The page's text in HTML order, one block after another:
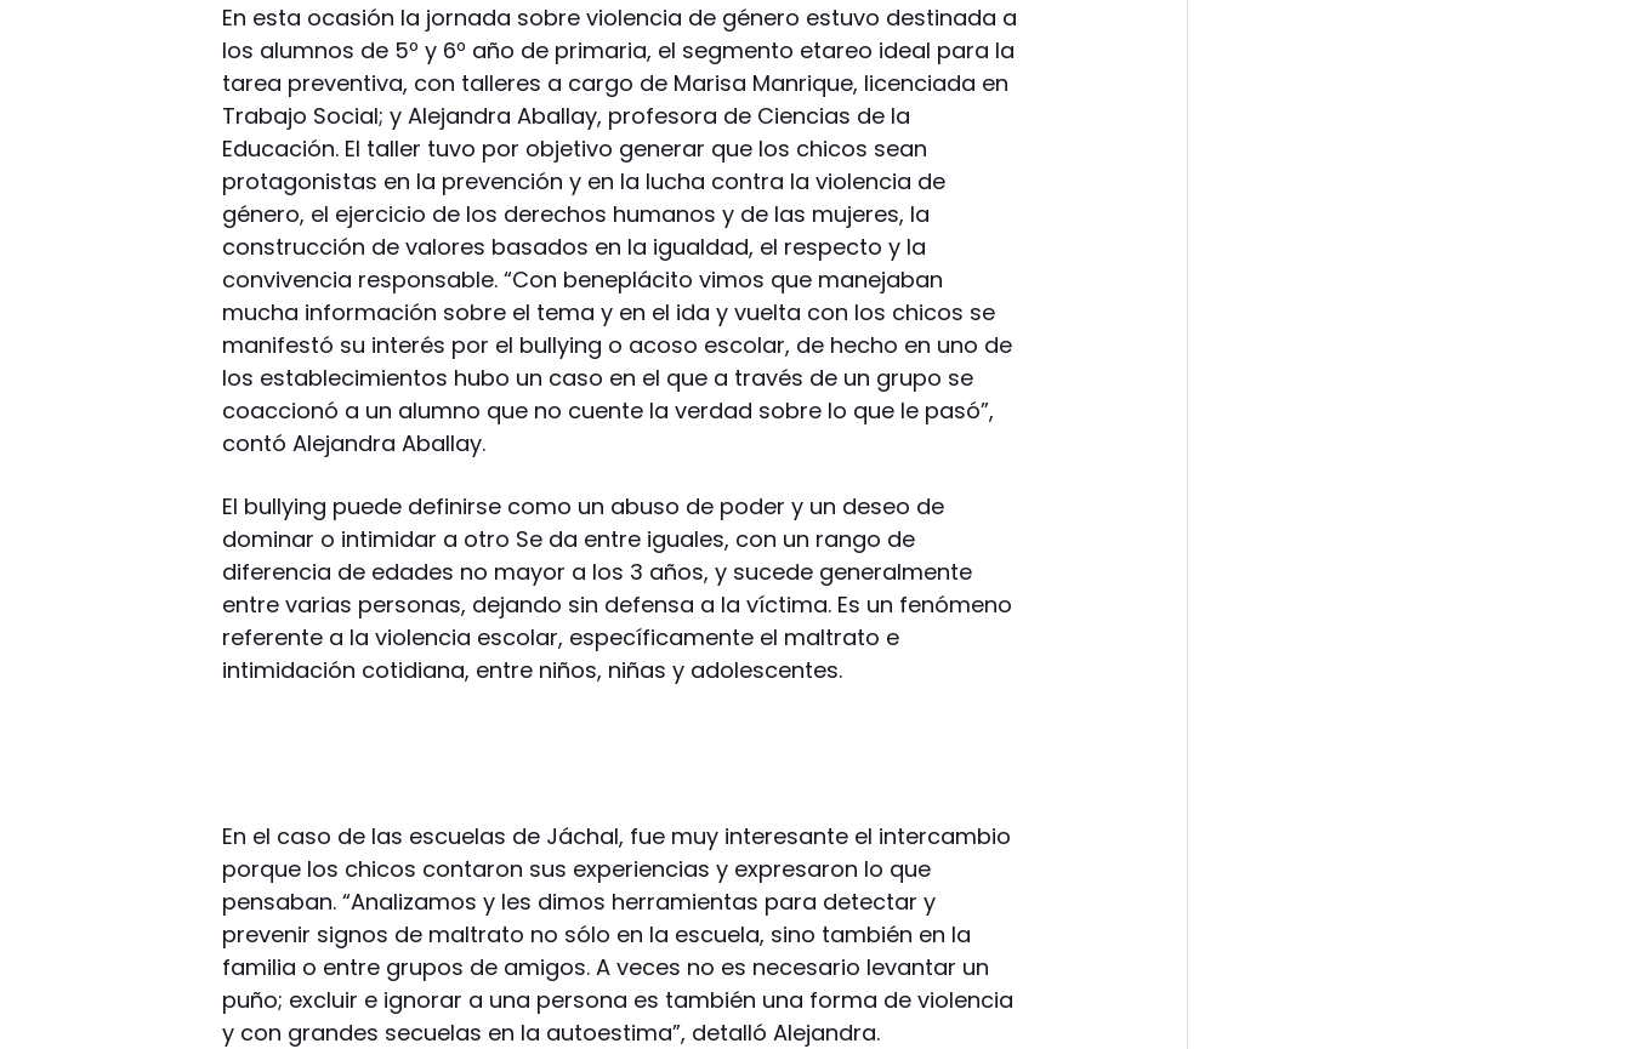
En esta ocasión la jornada sobre violencia de género estuvo destinada a
los alumnos de 5º y 6º año de primaria, el segmento etareo ideal para la
tarea preventiva, con talleres a cargo de Marisa Manrique, licenciada en
Trabajo Social; y Alejandra Aballay, profesora de Ciencias de la
Educación. El taller tuvo por objetivo generar que los chicos sean
protagonistas en la prevención y en la lucha contra la violencia de
género, el ejercicio de los derechos humanos y de las mujeres, la
construcción de valores basados en la igualdad, el respecto y la
convivencia responsable. “Con beneplácito vimos que manejaban
mucha información sobre el tema y en el ida y vuelta con los chicos se
manifestó su interés por el bullying o acoso escolar, de hecho en uno de
los establecimientos hubo un caso en el que a través de un grupo se
coaccionó a un alumno que no cuente la verdad sobre lo que le pasó”,
contó Alejandra Aballay.
El bullying puede definirse como un abuso de poder y un deseo de
dominar o intimidar a otro Se da entre iguales, con un rango de
diferencia de edades no mayor a los 3 años, y sucede generalmente
entre varias personas, dejando sin defensa a la víctima. Es un fenómeno
referente a la violencia escolar, específicamente el maltrato e
intimidación cotidiana, entre niños, niñas y adolescentes.
En el caso de las escuelas de Jáchal, fue muy interesante el intercambio
porque los chicos contaron sus experiencias y expresaron lo que
pensaban. “Analizamos y les dimos herramientas para detectar y
prevenir signos de maltrato no sólo en la escuela, sino también en la
familia o entre grupos de amigos. A veces no es necesario levantar un
puño; excluir e ignorar a una persona es también una forma de violencia
y con grandes secuelas en la autoestima”, detalló Alejandra.